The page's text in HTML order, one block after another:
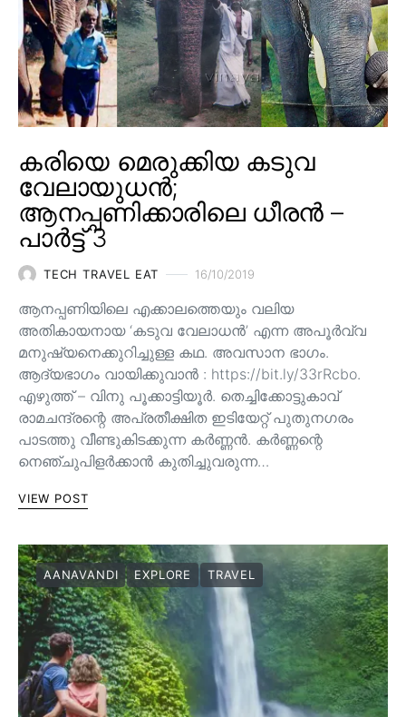
കരിയെ മെരുക്കിയ കടുവ
വേലായുധൻ;
ആനപ്പണിക്കാരിലെ ധീരൻ –
പാർട്ട് 3
TECH TRAVEL EAT 16/10/2019
ആനപ്പണിയിലെ എക്കാലത്തെയും വലിയ
അതികായനായ ‘കടുവ വേലാധൻ’ എന്ന അപൂർവ്വ
മനുഷ്യനെക്കുറിച്ചുള്ള കഥ. അവസാന ഭാഗം.
ആദ്യഭാഗം വായിക്കുവാൻ : https://bit.ly/33rRcbo.
എഴുത്ത് – വിനു പൂക്കാട്ടിയൂർ. തെച്ചിക്കോട്ടുകാവ്
രാമചന്ദ്രന്റെ അപ്രതീക്ഷിത ഇടിയേറ്റ് പുതുനഗരം
പാടത്തു വീണ്ടുകിടക്കുന്ന കർണ്ണൻ. കർണ്ണന്റെ
നെഞ്ചുപിളർക്കാൻ കുതിച്ചുവരുന്ന…
VIEW POST
AANAVANDI EXPLORE TRAVEL